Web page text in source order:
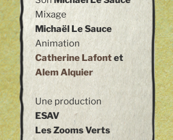
Mixage
Michaël Le Sauce
Animation
Catherine Lafontet
Alem Alquier
Une production
ESAV
Les Zooms Verts